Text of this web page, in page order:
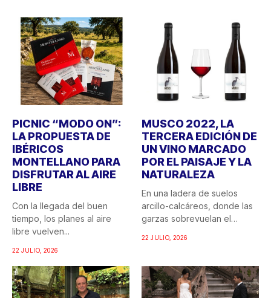
PICNIC “MODO ON”:
LA PROPUESTA DE
IBÉRICOS
MONTELLANO PARA
DISFRUTAR AL AIRE
LIBRE
Con la llegada del buen
tiempo, los planes al aire
libre vuelven...
22 JULIO, 2026
MUSCO 2022, LA
TERCERA EDICIÓN DE
UN VINO MARCADO
POR EL PAISAJE Y LA
NATURALEZA
En una ladera de suelos
arcillo-calcáreos, donde las
garzas sobrevuelan el
22 JULIO, 2026